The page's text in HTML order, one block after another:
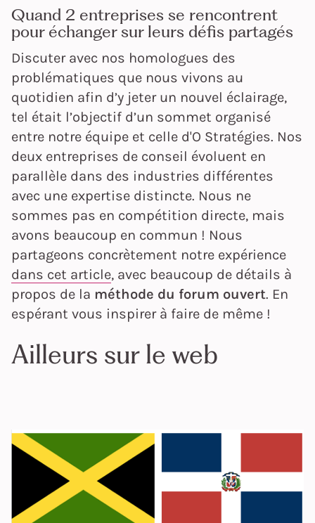
Quand 2 entreprises se rencontrent
pour échanger sur leurs défis partagés
Discuter avec nos homologues des
problématiques que nous vivons au
quotidien afin d’y jeter un nouvel éclairage,
tel était l’objectif d’un sommet organisé
entre notre équipe et celle d'O Stratégies. Nos
deux entreprises de conseil évoluent en
parallèle dans des industries différentes
avec une expertise distincte. Nous ne
sommes pas en compétition directe, mais
avons beaucoup en commun ! Nous
partageons concrètement notre expérience
dans cet article, avec beaucoup de détails à
propos de la méthode du forum ouvert. En
espérant vous inspirer à faire de même !
Ailleurs sur le web